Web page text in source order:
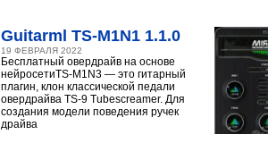
Guitarml TS-M1N1 1.1.0
19 ФЕВРАЛЯ 2022
Бесплатный овердрайв на основе
нейросетиTS-M1N3 — это гитарный
плагин, клон классической педали
овердрайва TS-9 Tubescreamer. Для
создания модели поведения ручек
драйва